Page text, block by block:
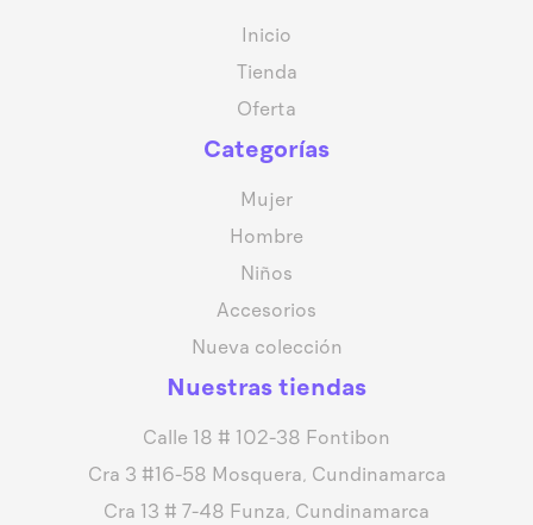
Inicio
Tienda
Oferta
Categorías
Mujer
Hombre
Niños
Accesorios
Nueva colección
Nuestras tiendas
Calle 18 # 102-38 Fontibon
Cra 3 #16-58 Mosquera, Cundinamarca
Cra 13 # 7-48 Funza, Cundinamarca